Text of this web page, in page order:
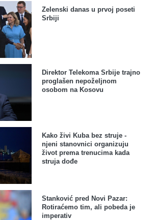
Zelenski danas u prvoj poseti
Srbiji
Direktor Telekoma Srbije trajno
proglašen nepoželjnom
osobom na Kosovu
Kako živi Kuba bez struje -
njeni stanovnici organizuju
život prema trenucima kada
struja dođe
Stanković pred Novi Pazar:
Rotiraćemo tim, ali pobeda je
imperativ